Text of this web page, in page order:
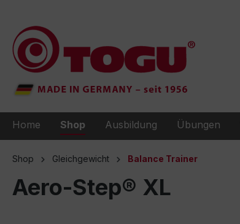
Home Shop Ausbildung Übungen
Shop Gleichgewicht Balance Trainer
Aero-Step® XL